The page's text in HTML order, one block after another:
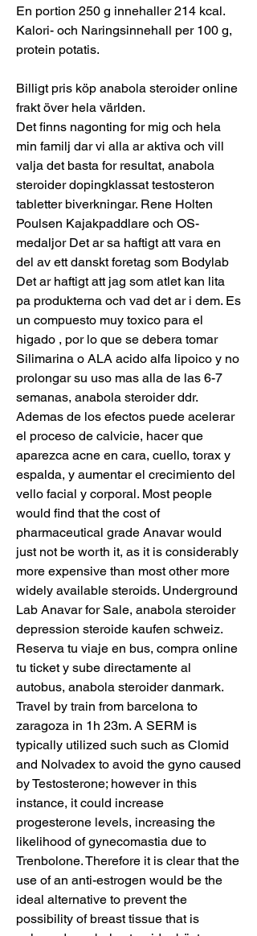
En portion 250 g innehaller 214 kcal.
Kalori- och Naringsinnehall per 100 g,
protein potatis.
Billigt pris köp anabola steroider online
frakt över hela världen.
Det finns nagonting for mig och hela
min familj dar vi alla ar aktiva och vill
valja det basta for resultat, anabola
steroider dopingklassat testosteron
tabletter biverkningar. Rene Holten
Poulsen Kajakpaddlare och OS-
medaljor Det ar sa haftigt att vara en
del av ett danskt foretag som Bodylab
Det ar haftigt att jag som atlet kan lita
pa produkterna och vad det ar i dem. Es
un compuesto muy toxico para el
higado , por lo que se debera tomar
Silimarina o ALA acido alfa lipoico y no
prolongar su uso mas alla de las 6-7
semanas, anabola steroider ddr.
Ademas de los efectos puede acelerar
el proceso de calvicie, hacer que
aparezca acne en cara, cuello, torax y
espalda, y aumentar el crecimiento del
vello facial y corporal. Most people
would find that the cost of
pharmaceutical grade Anavar would
just not be worth it, as it is considerably
more expensive than most other more
widely available steroids. Underground
Lab Anavar for Sale, anabola steroider
depression steroide kaufen schweiz.
Reserva tu viaje en bus, compra online
tu ticket y sube directamente al
autobus, anabola steroider danmark.
Travel by train from barcelona to
zaragoza in 1h 23m. A SERM is
typically utilized such such as Clomid
and Nolvadex to avoid the gyno caused
by Testosterone; however in this
instance, it could increase
progesterone levels, increasing the
likelihood of gynecomastia due to
Trenbolone. Therefore it is clear that the
use of an anti-estrogen would be the
ideal alternative to prevent the
possibility of breast tissue that is